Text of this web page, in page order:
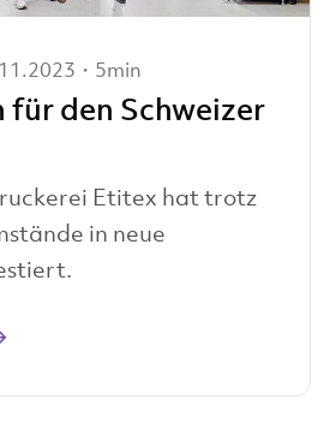
・5min
für den Schweizer
Etitex hat trotz
in neue